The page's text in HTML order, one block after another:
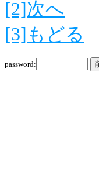
[2]次へ
[3]もどる
password: